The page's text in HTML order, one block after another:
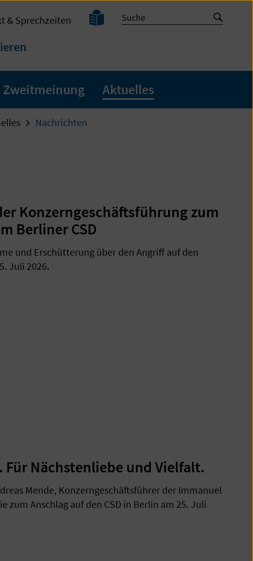
& Sprechzeiten
Leichte
Sprache
Suche
Suche
starten
Zweitmeinung Aktuelles
Nachrichten
Konzerngeschäftsführung zum
Berliner CSD
und Erschütterung über den Angriff auf den
Juli 2026.
Für Nächstenliebe und Vielfalt.
Mende, Konzerngeschäftsführer der Immanuel
zum Anschlag auf den CSD in Berlin am 25. Juli